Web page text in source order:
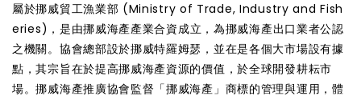
屬於挪威貿工漁業部 (Ministry of Trade, Industry and Fish
eries)，是由挪威海產產業合資成立，為挪威海產出口業者公認
之機關。協會總部設於挪威特羅姆瑟，並在是各個大市場設有據
點，其宗旨在於提高挪威海產資源的價值，於全球開發耕耘市
場。挪威海產推廣協會監督「挪威海產」商標的管理與運用，體